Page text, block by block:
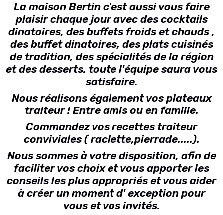
La maison Bertin c'est aussi vous faire
plaisir chaque jour avec des cocktails
dinatoires, des buffets froids et chauds ,
des buffet dinatoires, des plats cuisinés
de tradition, des spécialités de la région
et des desserts. toute l'équipe saura vous
satisfaire.
Nous réalisons également vos plateaux
traiteur ! Entre amis ou en famille.
Commandez vos recettes traiteur
conviviales ( raclette,pierrade.....).
Nous sommes à votre disposition, afin de
faciliter vos choix et vous apporter les
conseils les plus appropriés et vous aider
à créer un moment d' exception pour
vous et vos invités.